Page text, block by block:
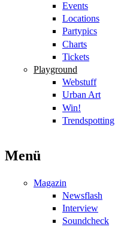
Events
Locations
Partypics
Charts
Tickets
Playground
Webstuff
Urban Art
Win!
Trendspotting
Menü
Magazin
Newsflash
Interview
Soundcheck